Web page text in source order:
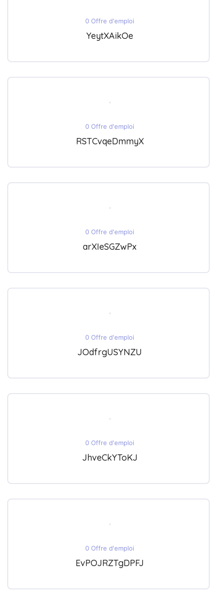
0 Offre d'emploi
YeytXAikOe
0 Offre d'emploi
RSTCvqeDmmyX
0 Offre d'emploi
arXIeSGZwPx
0 Offre d'emploi
JOdfrgUSYNZU
0 Offre d'emploi
JhveCkYToKJ
0 Offre d'emploi
EvPOJRZTgDPFJ